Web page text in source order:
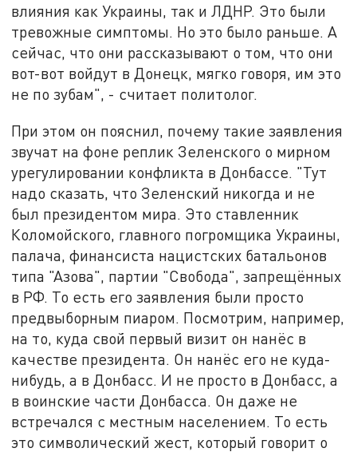
влияния как Украины, так и ЛДНР. Это были
тревожные симптомы. Но это было раньше. А
сейчас, что они рассказывают о том, что они
вот-вот войдут в Донецк, мягко говоря, им это
не по зубам", - считает политолог.
При этом он пояснил, почему такие заявления
звучат на фоне реплик Зеленского о мирном
урегулировании конфликта в Донбассе. "Тут
надо сказать, что Зеленский никогда и не
был президентом мира. Это ставленник
Коломойского, главного погромщика Украины,
палача, финансиста нацистских батальонов
типа "Азова", партии "Свобода", запрещённых
в РФ. То есть его заявления были просто
предвыборным пиаром. Посмотрим, например,
на то, куда свой первый визит он нанёс в
качестве президента. Он нанёс его не куда-
нибудь, а в Донбасс. И не просто в Донбасс, а
в воинские части Донбасса. Он даже не
встречался с местным населением. То есть
это символический жест, который говорит о